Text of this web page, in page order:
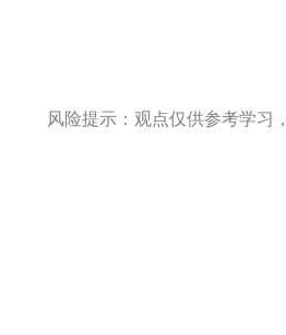
风险提示：观点仅供参考学习